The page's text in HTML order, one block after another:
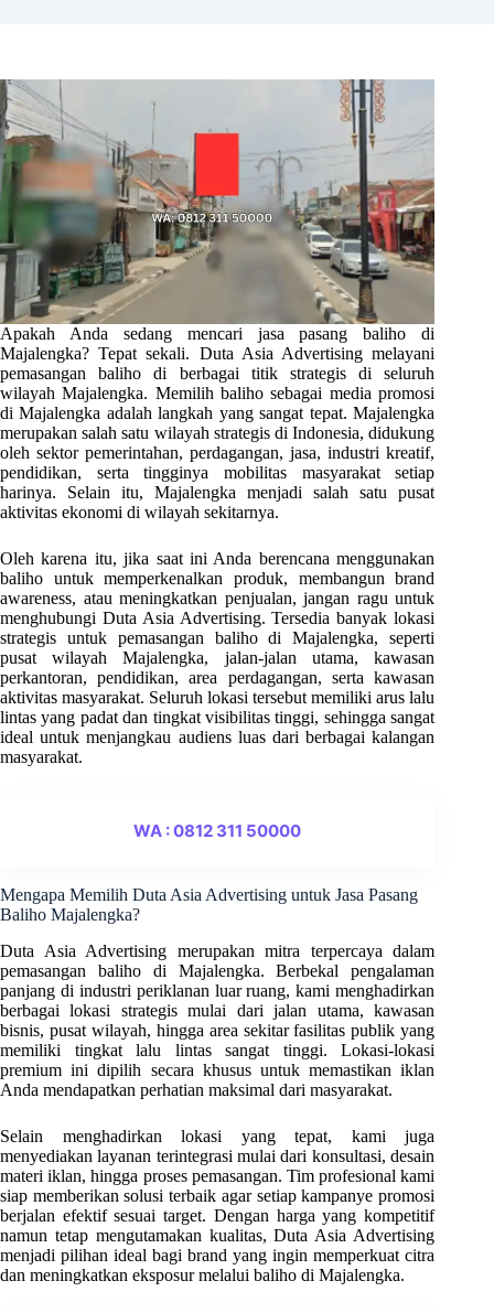
Apakah Anda sedang mencari jasa pasang baliho di
Majalengka? Tepat sekali. Duta Asia Advertising melayani
pemasangan baliho di berbagai titik strategis di seluruh
wilayah Majalengka. Memilih baliho sebagai media promosi
di Majalengka adalah langkah yang sangat tepat. Majalengka
merupakan salah satu wilayah strategis di Indonesia, didukung
oleh sektor pemerintahan, perdagangan, jasa, industri kreatif,
pendidikan, serta tingginya mobilitas masyarakat setiap
harinya. Selain itu, Majalengka menjadi salah satu pusat
aktivitas ekonomi di wilayah sekitarnya.
Oleh karena itu, jika saat ini Anda berencana menggunakan
baliho untuk memperkenalkan produk, membangun brand
awareness, atau meningkatkan penjualan, jangan ragu untuk
menghubungi Duta Asia Advertising. Tersedia banyak lokasi
strategis untuk pemasangan baliho di Majalengka, seperti
pusat wilayah Majalengka, jalan-jalan utama, kawasan
perkantoran, pendidikan, area perdagangan, serta kawasan
aktivitas masyarakat. Seluruh lokasi tersebut memiliki arus lalu
lintas yang padat dan tingkat visibilitas tinggi, sehingga sangat
ideal untuk menjangkau audiens luas dari berbagai kalangan
masyarakat.
WA : 0812 311 50000
Mengapa Memilih Duta Asia Advertising untuk Jasa Pasang
Baliho Majalengka?
Duta Asia Advertising merupakan mitra terpercaya dalam
pemasangan baliho di Majalengka. Berbekal pengalaman
panjang di industri periklanan luar ruang, kami menghadirkan
berbagai lokasi strategis mulai dari jalan utama, kawasan
bisnis, pusat wilayah, hingga area sekitar fasilitas publik yang
memiliki tingkat lalu lintas sangat tinggi. Lokasi-lokasi
premium ini dipilih secara khusus untuk memastikan iklan
Anda mendapatkan perhatian maksimal dari masyarakat.
Selain menghadirkan lokasi yang tepat, kami juga
menyediakan layanan terintegrasi mulai dari konsultasi, desain
materi iklan, hingga proses pemasangan. Tim profesional kami
siap memberikan solusi terbaik agar setiap kampanye promosi
berjalan efektif sesuai target. Dengan harga yang kompetitif
namun tetap mengutamakan kualitas, Duta Asia Advertising
menjadi pilihan ideal bagi brand yang ingin memperkuat citra
dan meningkatkan eksposur melalui baliho di Majalengka.